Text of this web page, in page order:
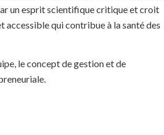
un esprit scientifique critique et croit
accessible qui contribue à la santé des
le concept de gestion et de